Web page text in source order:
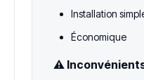
Installation
Économique
⚠️